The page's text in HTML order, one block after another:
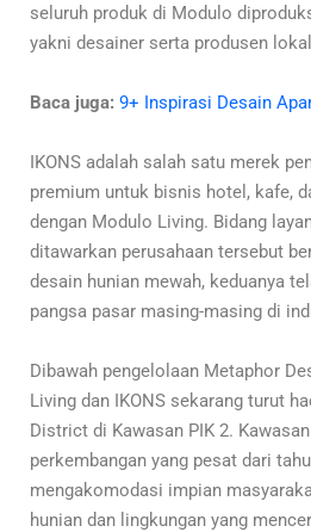
seluruh produk di Modulo
yakni desainer serta produsen
Baca juga: 9+ Inspirasi Desain
IKONS adalah salah satu merek
premium untuk bisnis hotel, kafe,
dengan Modulo Living. Bidang
ditawarkan perusahaan tersebut
desain hunian mewah, keduanya
pangsa pasar masing-masing di
Dibawah pengelolaan Metaphor
Living dan IKONS sekarang turut
District di Kawasan PIK 2.
perkembangan yang pesat dari
mengakomodasi impian
hunian dan lingkungan yang